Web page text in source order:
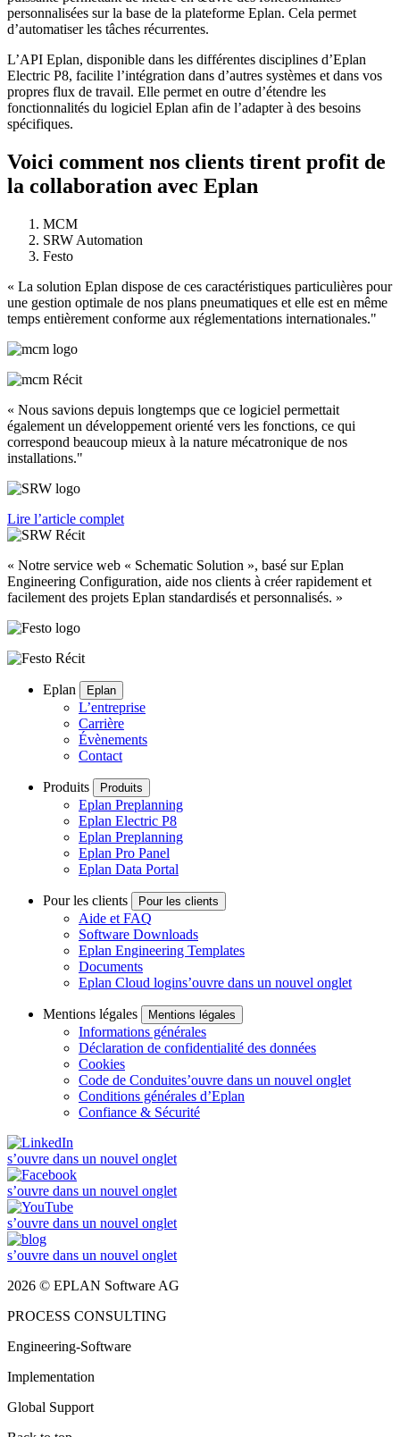
personnalisées sur la base de la plateforme Eplan. Cela permet
d’automatiser les tâches récurrentes.
L’API Eplan, disponible dans les différentes disciplines d’Eplan
Electric P8, facilite l’intégration dans d’autres systèmes et dans vos
propres flux de travail. Elle permet en outre d’étendre les
fonctionnalités du logiciel Eplan afin de l’adapter à des besoins
spécifiques.
Voici comment nos clients tirent profit de
la collaboration avec Eplan
MCM
SRW Automation
Festo
« La solution Eplan dispose de ces caractéristiques particulières pour
une gestion optimale de nos plans pneumatiques et elle est en même
temps entièrement conforme aux réglementations internationales."
« Nous savions depuis longtemps que ce logiciel permettait
également un développement orienté vers les fonctions, ce qui
correspond beaucoup mieux à la nature mécatronique de nos
installations."
Lire l’article complet
« Notre service web « Schematic Solution », basé sur Eplan
Engineering Configuration, aide nos clients à créer rapidement et
facilement des projets Eplan standardisés et personnalisés. »
Eplan Eplan
L’entreprise
Carrière
Évènements
Contact
Produits Produits
Eplan Preplanning
Eplan Electric P8
Eplan Preplanning
Eplan Pro Panel
Eplan Data Portal
Pour les clients Pour les clients
Aide et FAQ
Software Downloads
Eplan Engineering Templates
Documents
Eplan Cloud logins’ouvre dans un nouvel onglet
Mentions légales Mentions légales
Informations générales
Déclaration de confidentialité des données
Cookies
Code de Conduites’ouvre dans un nouvel onglet
Conditions générales d’Eplan
Confiance & Sécurité
s’ouvre dans un nouvel onglet
s’ouvre dans un nouvel onglet
s’ouvre dans un nouvel onglet
s’ouvre dans un nouvel onglet
2026 © EPLAN Software AG
PROCESS CONSULTING
Engineering-Software
Implementation
Global Support